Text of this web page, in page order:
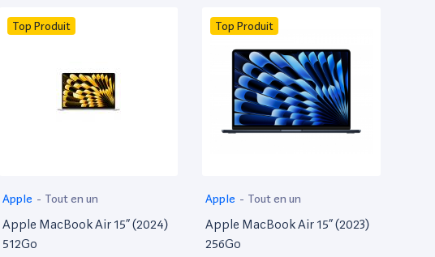
Top Produit
Apple - Tout en un
Apple MacBook Air 15” (2024)
512Go
Top Produit
Apple - Tout en un
Apple MacBook Air 15” (2023)
256Go